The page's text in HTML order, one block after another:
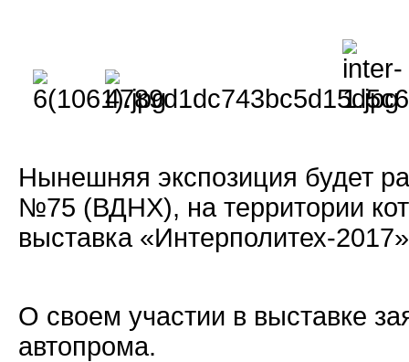
Нынешняя экспозиция будет
№75 (ВДНХ), на территории
выставка «Интерполитех-
О своем участии в выставке
автопрома.